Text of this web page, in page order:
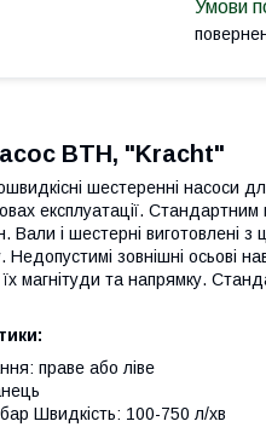
BTH, "Kracht"
шестеренні насоси
експлуатації.
Вали і шестерні виготовлені з
Недопустимі зовнішні осьові
їх магнітуди та напрямку.
праве або ліве
Швидкість: 100-750 л/хв